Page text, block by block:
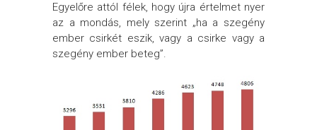
Egyelőre attól félek, hogy újra értelmet nyer
az a mondás, mely szerint „ha a szegény
ember csirkét eszik, vagy a csirke vagy a
szegény ember beteg”.